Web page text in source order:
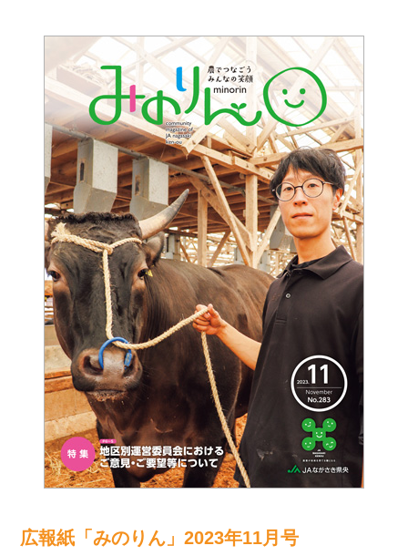
広報紙「みのりん」2023年11月号